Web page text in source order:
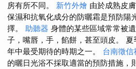
房有所不同。 新竹外燴 由於成熟皮
保濕和抗氧化成分的防曬霜是預防陽
擇。 助聽器 身體的某些區域常常被
子，嘴唇，手，餡餅，甚至頭皮。
年中最受期待的時期之一。 台南徵信
的曬日光浴不採取適當的預防措施，